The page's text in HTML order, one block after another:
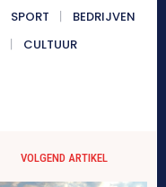
SPORT
BEDRIJVEN
CULTUUR
VOLGEND ARTIKEL